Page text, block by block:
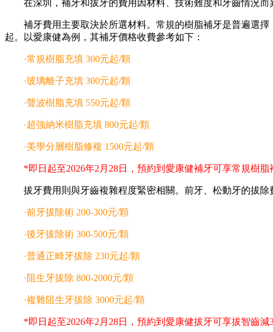
在深圳，補牙和拔牙的費用因材料、技術難度和牙齒情況而
補牙費用主要取決於所選材料。常規的樹脂補牙是普遍選擇
起。以愛康健為例，其補牙價格收費參考如下：
·常規樹脂充填 300元起/顆
·玻璃離子充填 300元起/顆
·聲波樹脂充填 550元起/顆
·超強納米樹脂充填 800元起/顆
·美學分層樹脂修複 1500元起/顆
*即日起至2026年2月28日，預約到愛康健補牙可享常規樹脂
拔牙費用則與牙齒複雜程度緊密相關。前牙、松動牙的拔除
·前牙拔除術 200-300元/顆
·後牙拔除術 300-500元/顆
·普通正畸牙拔除 230元起/顆
·阻生牙拔除 800-2000元/顆
·複雜阻生牙拔除 3000元起/顆
*即日起至2026年2月28日，預約到愛康健拔牙可享拔智齒減